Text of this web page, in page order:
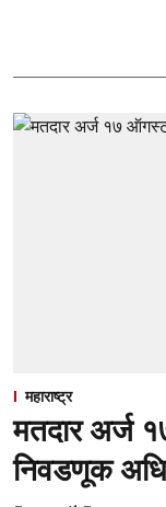
महाराष्ट्र
मतदार अर्ज
निवडणूक